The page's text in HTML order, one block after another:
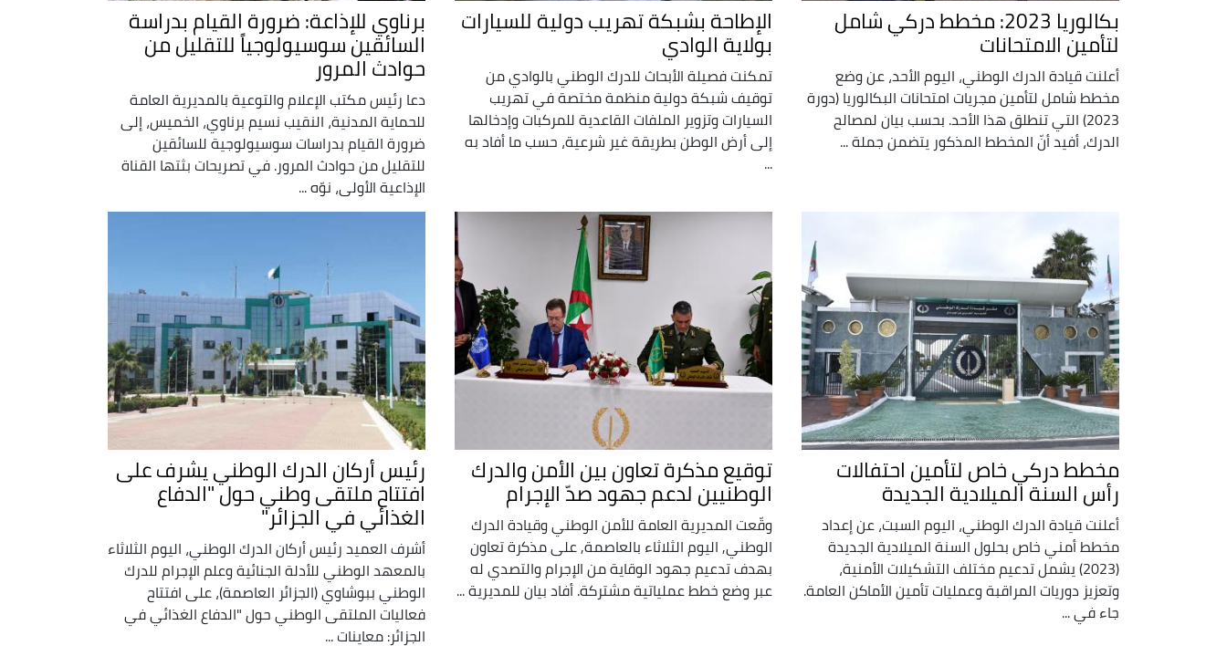
بكالوريا 2023: مخطط دركي شامل
لتأمين الامتحانات
أعلنت قيادة الدرك الوطني، اليوم الأحد، عن وضع
مخطط شامل لتأمين مجريات امتحانات البكالوريا (دورة
2023) التي تنطلق هذا الأحد. بحسب بيان لمصالح
الدرك، أفيد أنّ المخطط المذكور يتضمن جملة ...
الإطاحة بشبكة تهريب دولية للسيارات
بولاية الوادي
تمكنت فصيلة الأبحاث للدرك الوطني بالوادي من
توقيف شبكة دولية منظمة مختصة في تهريب
السيارات وتزوير الملفات القاعدية للمركبات وإدخالها
إلى أرض الوطن بطريقة غير شرعية، حسب ما أفاد به
...
برناوي للإذاعة: ضرورة القيام بدراسة
السائقين سوسيولوجياً للتقليل من
حوادث المرور
​دعا رئيس مكتب الإعلام والتوعية بالمديرية العامة
للحماية المدنية، النقيب نسيم برناوي، الخميس، إلى
ضرورة القيام بدراسات سوسيولوجية للسائقين
للتقليل من حوادث المرور. في تصريحات بثتها القناة
الإذاعية الأولى، نوّه ...
مخطط دركي خاص لتأمين احتفالات
رأس السنة الميلادية الجديدة
أعلنت قيادة الدرك الوطني، اليوم السبت، عن إعداد
مخطط أمني خاص بحلول السنة الميلادية الجديدة
(2023) يشمل تدعيم مختلف التشكيلات الأمنية،
وتعزيز دوريات المراقبة وعمليات تأمين الأماكن العامة.
جاء في ...
توقيع مذكرة تعاون بين الأمن والدرك
الوطنيين لدعم جهود صدّ الإجرام
وقّعت المديرية العامة للأمن الوطني وقيادة الدرك
الوطني, اليوم الثلاثاء بالعاصمة, على مذكرة تعاون
بهدف تدعيم جهود الوقاية من الإجرام والتصدي له
عبر وضع خطط عملياتية مشتركة. أفاد بيان للمديرية ...
رئيس أركان الدرك الوطني يشرف على
افتتاح ملتقى وطني حول "الدفاع
الغذائي في الجزائر"
أشرف العميد رئيس أركان الدرك الوطني، اليوم الثلاثاء
بالمعهد الوطني للأدلة الجنائية وعلم الإجرام للدرك
الوطني ببوشاوي (الجزائر العاصمة)، على افتتاح
فعاليات الملتقى الوطني حول "الدفاع الغذائي في
الجزائر: معاينات ...